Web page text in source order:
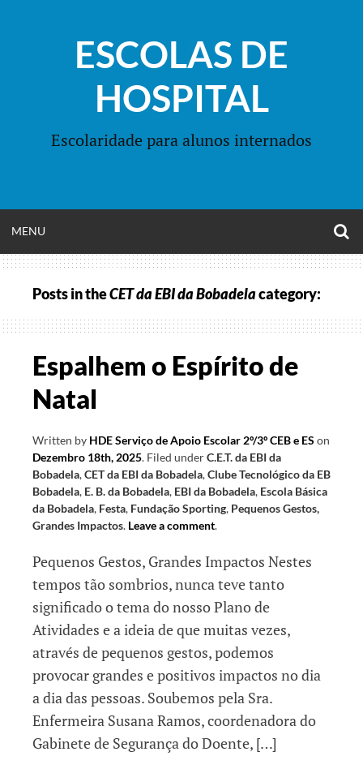
ESCOLAS DE
HOSPITAL
Escolaridade para alunos internados
MENU
MENU
Posts in theCET da EBI da Bobadelacategory:
Espalhem o Espírito de
Natal
Written by HDE Serviço de Apoio Escolar 2º/3º CEB e ES on
Dezembro 18th, 2025. Filed underC.E.T. da EBI da
Bobadela,CET da EBI da Bobadela,Clube Tecnológico da EB
Bobadela, E. B. da Bobadela, EBI da Bobadela, Escola Básica
da Bobadela, Festa, Fundação Sporting, Pequenos Gestos,
Grandes Impactos. Leave a comment.
Pequenos Gestos, Grandes Impactos Nestes
tempos tão sombrios, nunca teve tanto
significado o tema do nosso Plano de
Atividades e a ideia de que muitas vezes,
através de pequenos gestos, podemos
provocar grandes e positivos impactos no dia
a dia das pessoas. Soubemos pela Sra.
Enfermeira Susana Ramos, coordenadora do
Gabinete de Segurança do Doente, […]